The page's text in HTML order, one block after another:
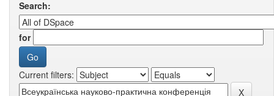
Search:
for
Current filters: